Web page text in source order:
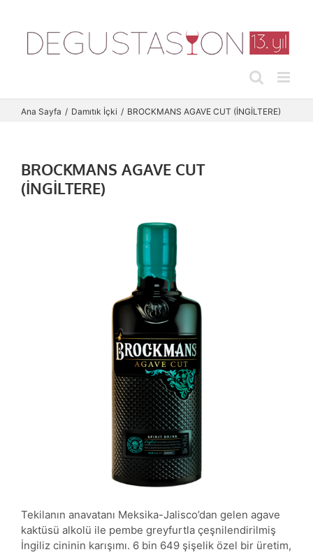
content
Ana Sayfa Damıtık İçki BROCKMANS AGAVE CUT (İNGİLTERE)
BROCKMANS AGAVE CUT
(İNGİLTERE)
Tekilanın anavatanı Meksika-Jalisco’dan gelen agave
kaktüsü alkolü ile pembe greyfurtla çeşnilendirilmiş
İngiliz cininin karışımı. 6 bin 649 şişelik özel bir üretim,